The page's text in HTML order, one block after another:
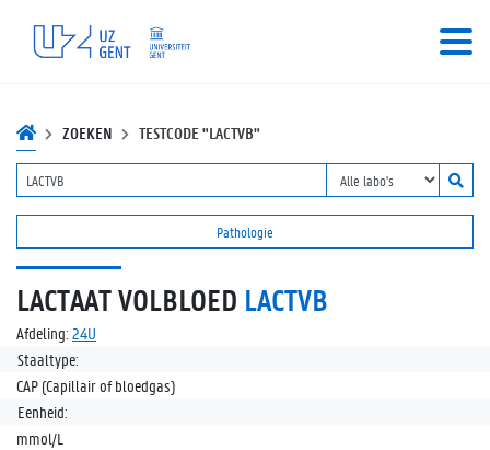
ZOEKEN TESTCODE "LACTVB"
Pathologie
LACTAAT VOLBLOED LACTVB
Afdeling: 24U
Staaltype:
CAP (Capillair of bloedgas)
Eenheid:
mmol/L